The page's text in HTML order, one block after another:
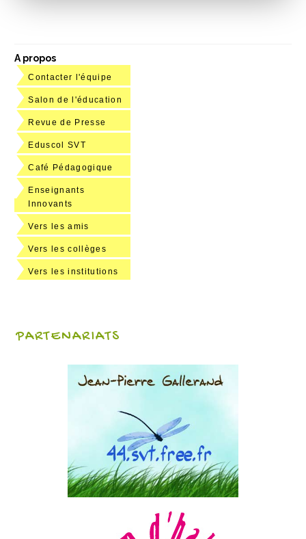
A propos
Contacter l'équipe
Salon de l'éducation
Revue de Presse
Eduscol SVT
Café Pédagogique
Enseignants
Innovants
Vers les amis
Vers les collèges
Vers les institutions
PARTENARIATS